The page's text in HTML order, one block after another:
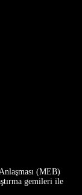
(MEB)
gemileri ile